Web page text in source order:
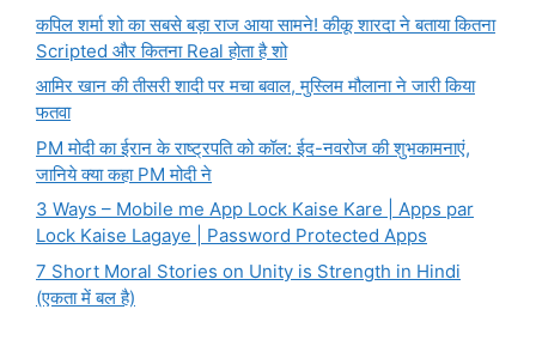
कपिल शर्मा शो का सबसे बड़ा राज आया सामने! कीकू शारदा ने बताया कितना
Scripted और कितना Real होता है शो
आमिर खान की तीसरी शादी पर मचा बवाल, मुस्लिम मौलाना ने जारी किया
फतवा
PM मोदी का ईरान के राष्ट्रपति को कॉल: ईद-नवरोज की शुभकामनाएं,
जानिये क्या कहा PM मोदी ने
3 Ways – Mobile me App Lock Kaise Kare | Apps par
Lock Kaise Lagaye | Password Protected Apps
7 Short Moral Stories on Unity is Strength in Hindi
(एकता में बल है)